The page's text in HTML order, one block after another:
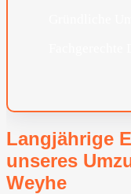
Langjährige
unseres
Weyhe⁠